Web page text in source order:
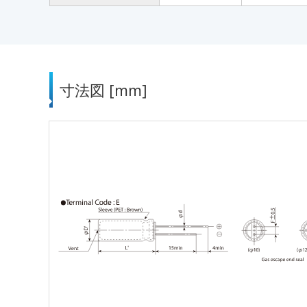
寸法図 [mm]